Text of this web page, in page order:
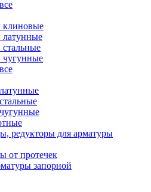
клиновые
латунные
чугунные
редукторы для арматуры
от протечек
запорной